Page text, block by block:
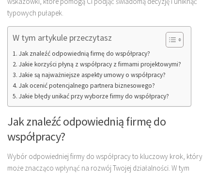
typowych pułapek.
W tym artykule przeczytasz
Jak znaleźć odpowiednią firmę do współpracy?
Jakie korzyści płyną z współpracy z firmami projektowymi?
Jakie są najważniejsze aspekty umowy o współpracy?
Jak ocenić potencjalnego partnera biznesowego?
Jakie błędy unikać przy wyborze firmy do współpracy?
Jak znaleźć odpowiednią firmę do
współpracy?
Wybór odpowiedniej firmy do współpracy to kluczowy krok, który
może znacząco wpłynąć na rozwój Twojej działalności. W tym